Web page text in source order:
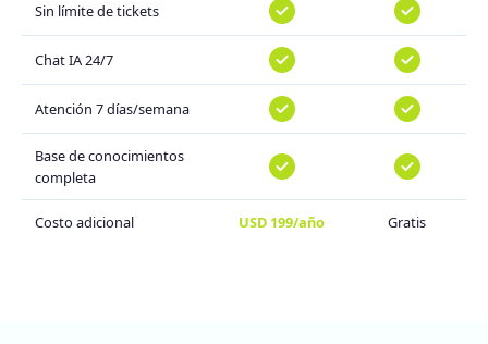
Sin límite de tickets
Chat IA 24/7
Atención 7 días/semana
Base de conocimientos
completa
Costo adicional USD 199/año Gratis